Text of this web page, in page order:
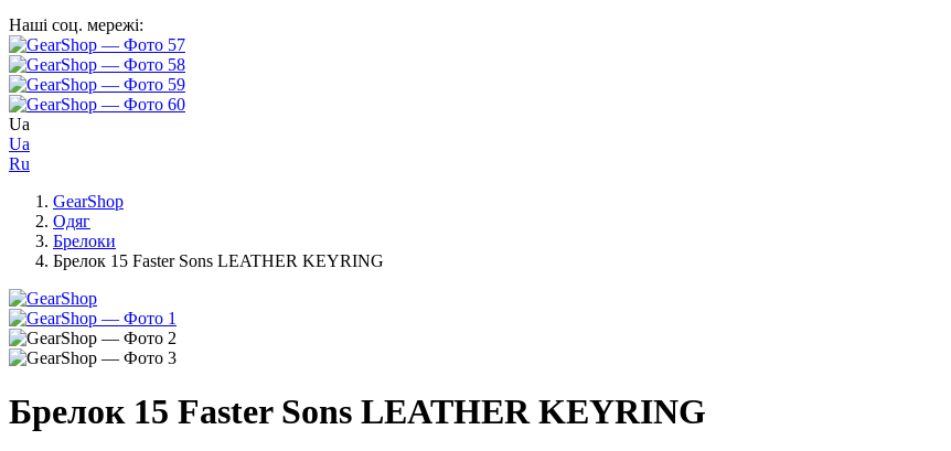
Наші соц. мережі:
Ua
Ua
Ru
GearShop
Одяг
Брелоки
Брелок 15 Faster Sons LEATHER KEYRING
Брелок 15 Faster Sons LEATHER KEYRING